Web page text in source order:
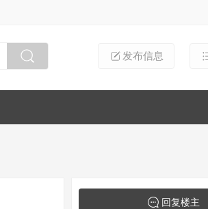
发布信息
回复楼主